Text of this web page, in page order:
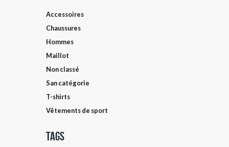
Accessoires
Chaussures
Hommes
Maillot
Non classé
San catégorie
T-shirts
Vêtements de sport
Tags